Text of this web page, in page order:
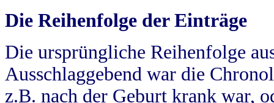
Die Reihenfolge der Einträge
Die ursprüngliche Reihenfolge
Ausschlaggebend war die
z.B. nach der Geburt krank war,